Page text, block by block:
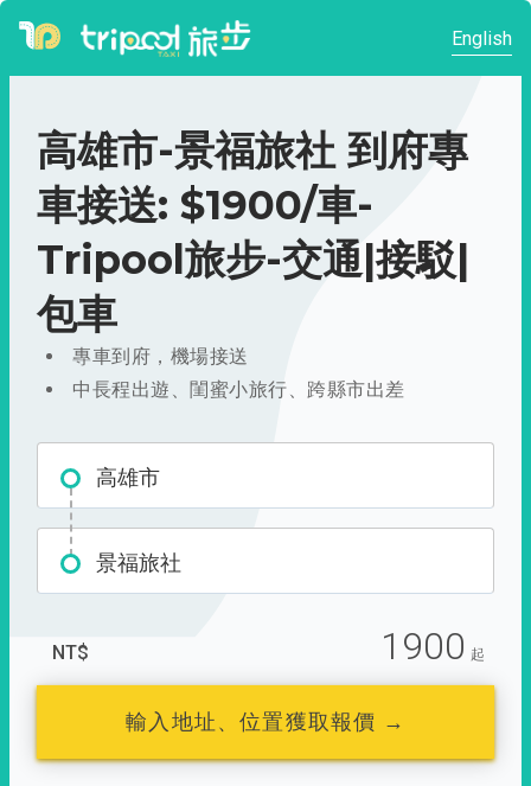
English
高雄市-景福旅社 到府專
車接送: $1900/車-
Tripool旅步-交通|接駁|
包車
專車到府，機場接送
中長程出遊、閨蜜小旅行、跨縣市出差
高雄市
景福旅社
NT$ 1900 起
輸入地址、位置獲取報價 →